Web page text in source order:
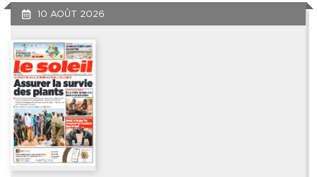
10 AOÛT 2026